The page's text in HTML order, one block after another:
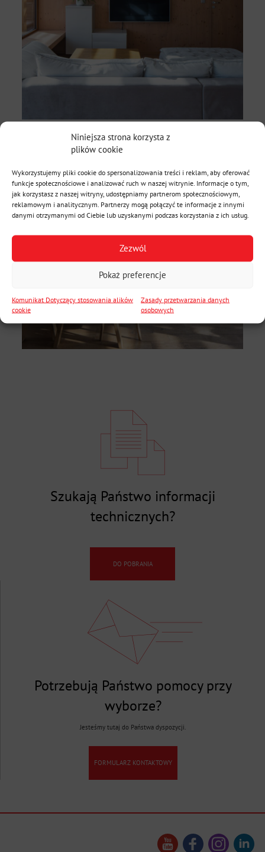
Niniejsza strona korzysta z
plików cookie
Wykorzystujemy pliki cookie do spersonalizowania treści i reklam, aby oferować
funkcje społecznościowe i analizować ruch w naszej witrynie. Informacje o tym,
jak korzystasz z naszej witryny, udostępniamy partnerom społecznościowym,
reklamowym i analitycznym. Partnerzy mogą połączyć te informacje z innymi
danymi otrzymanymi od Ciebie lub uzyskanymi podczas korzystania z ich usług.
Zezwól
Pokaż preferencje
Komunikat Dotyczący stosowania alików
cookie
Zasady przetwarzania danych
osobowych
Szukają Państwo informacji
technicznych?
DO POBRANIA
Potrzebują Państwo pomocy przy
wyborze?
Jesteśmy tutaj do Państwa dyspozycji.
FORMULARZ KONTAKTOWY